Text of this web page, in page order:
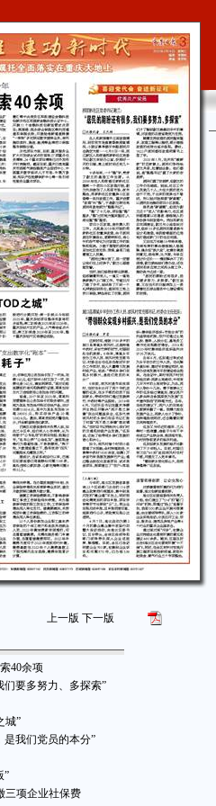
上一版 下一版
40余项
们要多努力、多探索”
城”
是我们党员的本分”
”
三项企业社保费